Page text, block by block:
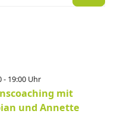
- 19:00 Uhr
mit
und Annette